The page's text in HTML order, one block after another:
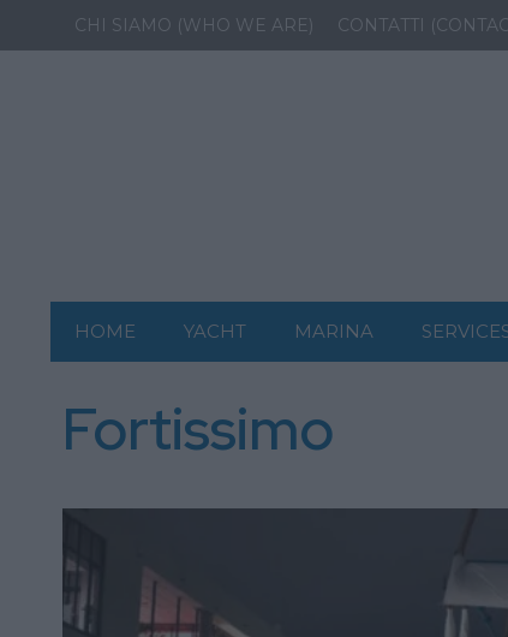
CHI SIAMO (WHO WE ARE) CONTATTI
HOME YACHT MARINA
Fortissimo